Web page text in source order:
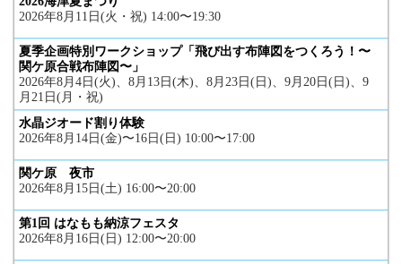
2026年8月11日(火・祝) 14:00〜19:30
夏季企画特別ワークショップ「飛び出す布陣図をつくろう！〜
関ケ原合戦布陣図〜」
2026年8月4日(火)、8月13日(木)、8月23日(日)、9月20日(日)、9
月21日(月・祝)
水晶ジオード割り体験
2026年8月14日(金)〜16日(日) 10:00〜17:00
関ケ原 夜市
2026年8月15日(土) 16:00〜20:00
第1回 はなもも納涼フェスタ
2026年8月16日(日) 12:00〜20:00